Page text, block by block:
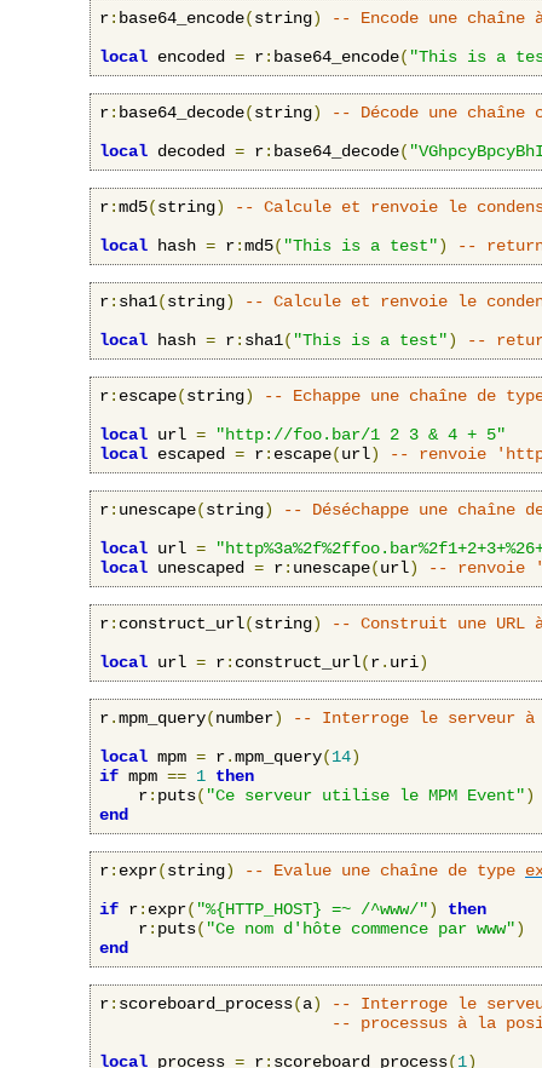
r: base64_encode(string)
-- Encode une chaîne
local encoded = r: base64_encode( "This is a
r: base64_decode(string)
-- Décode une chaîne
local decoded = r: base64_decode(
r:md5(string)
-- Calcule et renvoie le
local hash = r:md5( "This is a test") --
r: sha1(string)
-- Calcule et renvoie le
local hash = r: sha1( "This is a test") --
r: escape(string)
-- Echappe une chaîne de
local url =
"http://foo.bar/1 2 3 & 4 + 5"
local escaped = r: escape(url) -- renvoie
r: unescape(string)
-- Déséchappe une chaîne
local url =
local unescaped = r: unescape(url) -- renvoie
r: construct_url(string)
-- Construit une URL
local url = r: construct_url(r. uri)
r.mpm_query(number)
-- Interroge le serveur à
local mpm = r.mpm_query(14)
if mpm == 1 then
    r
: puts( "Ce serveur utilise le MPM Event")
end
r: expr(string) -- Evalue une chaîne de type
if r: expr( "%{HTTP_HOST} =~ /^www/")
then
    r
: puts( "Ce nom d'hôte commence par www")
end
r: scoreboard_process(a)
-- Interroge le
-- processus à la
local process = r: scoreboard_process(1)